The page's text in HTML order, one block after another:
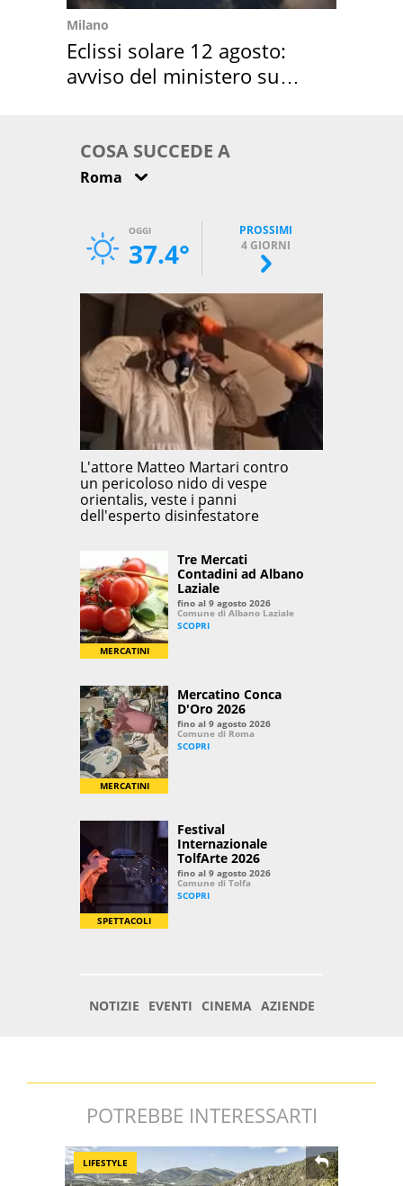
Milano
Eclissi solare 12 agosto:
avviso del ministero su
POTREBBE INTERESSARTI
LIFESTYLE